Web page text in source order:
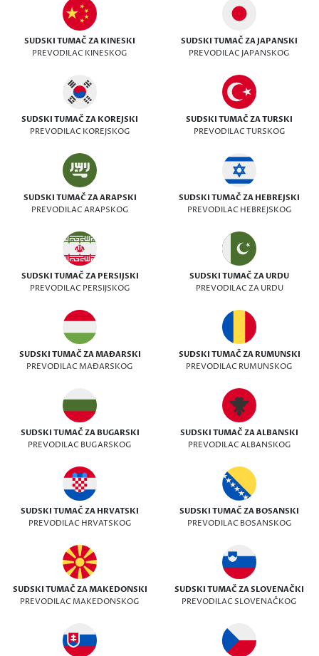
SUDSKI TUMAČ ZA KINESKI
PREVODILAC KINESKOG
SUDSKI TUMAČ ZA JAPANSKI
PREVODILAC JAPANSKOG
SUDSKI TUMAČ ZA KOREJSKI
PREVODILAC KOREJSKOG
SUDSKI TUMAČ ZA TURSKI
PREVODILAC TURSKOG
SUDSKI TUMAČ ZA ARAPSKI
PREVODILAC ARAPSKOG
SUDSKI TUMAČ ZA HEBREJSKI
PREVODILAC HEBREJSKOG
SUDSKI TUMAČ ZA PERSIJSKI
PREVODILAC PERSIJSKOG
SUDSKI TUMAČ ZA URDU
PREVODILAC ZA URDU
SUDSKI TUMAČ ZA MAĐARSKI
PREVODILAC MAĐARSKOG
SUDSKI TUMAČ ZA RUMUNSKI
PREVODILAC RUMUNSKOG
SUDSKI TUMAČ ZA BUGARSKI
PREVODILAC BUGARSKOG
SUDSKI TUMAČ ZA ALBANSKI
PREVODILAC ALBANSKOG
SUDSKI TUMAČ ZA HRVATSKI
PREVODILAC HRVATSKOG
SUDSKI TUMAČ ZA BOSANSKI
PREVODILAC BOSANSKOG
SUDSKI TUMAČ ZA MAKEDONSKI
PREVODILAC MAKEDONSKOG
SUDSKI TUMAČ ZA SLOVENAČKI
PREVODILAC SLOVENAČKOG